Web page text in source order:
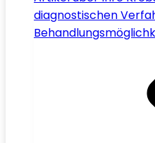
diagnostischen